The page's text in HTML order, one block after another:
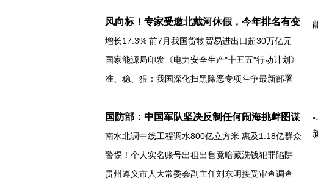
风向标！专家受邀北戴河休假，今年排名有变
增长17.3% 前7月我国货物贸易进出口超30万亿元
国家能源局印发《电力安全生产"十五五"行动计划》
准、稳、狠：我国深化扫黑除恶专项斗争最新部署
国防部：中国军队坚决反制任何闹海挑衅图谋
南水北调中线工程调水800亿立方米 惠及1.18亿群众
警惕！个人实名账号出租出售竟暗藏洗钱犯罪陷阱